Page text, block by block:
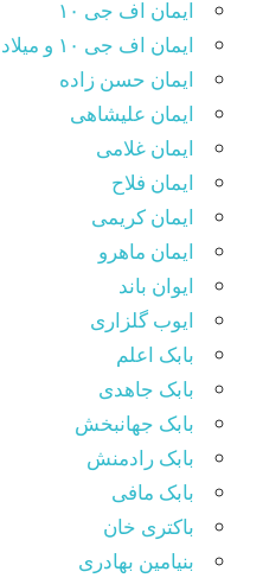
ایمان اف جی ۱۰
ایمان اف جی ۱۰ و میلاد ار اف
ایمان حسن زاده
ایمان علیشاهی
ایمان غلامی
ایمان فلاح
ایمان کریمی
ایمان ماهرو
ایوان باند
ایوب گلزاری
بابک اعلم
بابک جاهدی
بابک جهانبخش
بابک رادمنش
بابک مافی
باکتری خان
بنیامین بهادری